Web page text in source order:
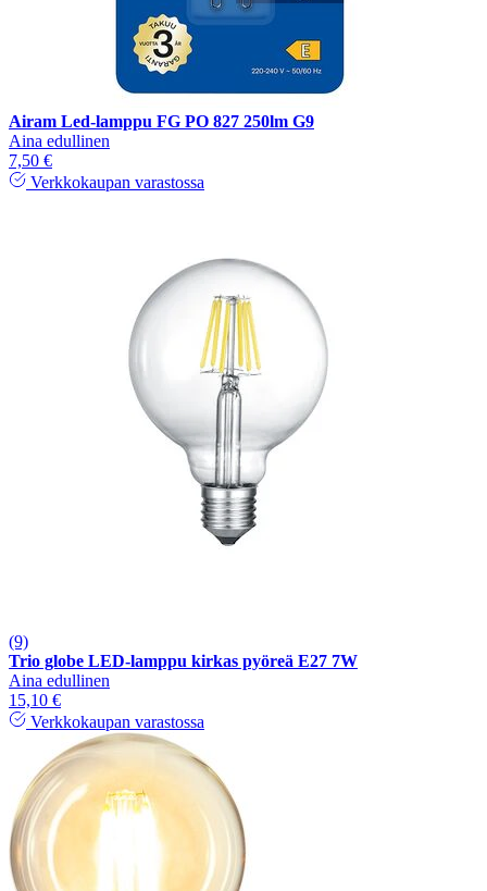
Airam Led-lamppu FG PO 827 250lm G9
Aina edullinen
7,50 €
Verkkokaupan varastossa
(9)
Trio globe LED-lamppu kirkas pyöreä E27 7W
Aina edullinen
15,10 €
Verkkokaupan varastossa